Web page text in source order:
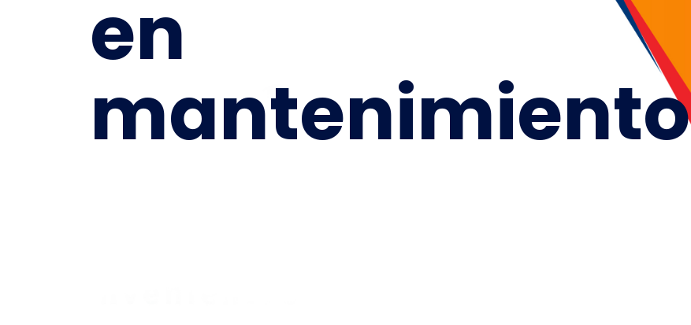
en
mantenimiento